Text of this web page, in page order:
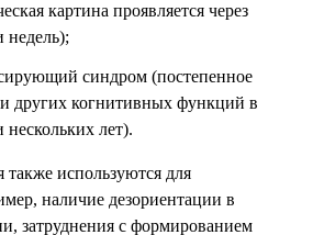
картина проявляется через
недель);
синдром (постепенное
других когнитивных функций в
нескольких лет).
используются для
наличие дезориентации в
затруднения с формированием